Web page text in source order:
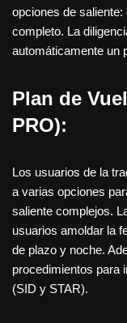
opciones de
completo. La
automáticamente un
Plan de
PRO):
Los usuarios de la
a varias opciones
saliente complejos.
usuarios amoldar la
de plazo y noche.
procedimientos para
(SID y STAR).